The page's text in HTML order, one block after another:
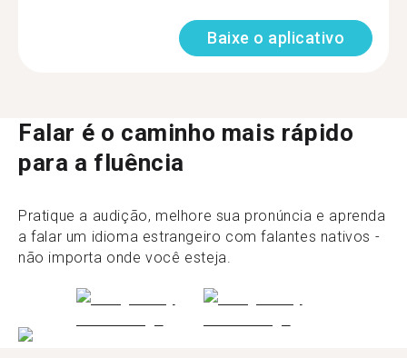
Baixe o aplicativo
Falar é o caminho mais rápido
para a fluência
Pratique a audição, melhore sua pronúncia e aprenda
a falar um idioma estrangeiro com falantes nativos -
não importa onde você esteja.